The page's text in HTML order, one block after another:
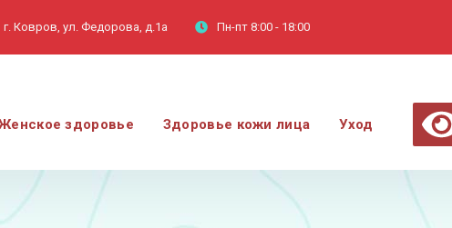
Ковров, ул. Федорова, д.1а Пн-пт 8:00 - 18:00
здоровье Здоровье кожи лица Уход